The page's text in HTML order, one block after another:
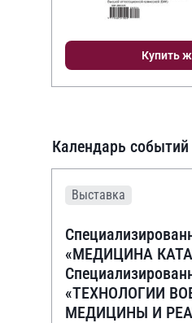
Купить
Календарь событий
Выставка
«МЕДИЦИНА
«ТЕХНОЛОГИИ
МЕДИЦИНЫ И